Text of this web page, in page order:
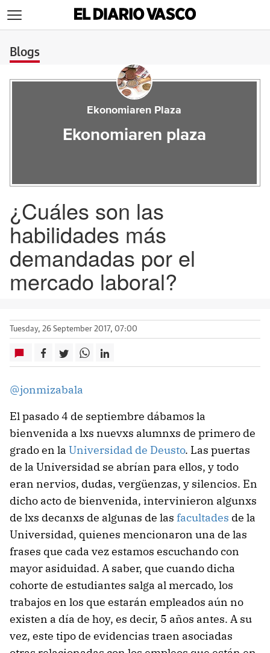
Blogs
Ekonomiaren Plaza
Ekonomiaren plaza
¿Cuáles son las
habilidades más
demandadas por el
mercado laboral?
Tuesday, 26 September 2017, 07:00
@jonmizabala
El pasado 4 de septiembre dábamos la
bienvenida a lxs nuevxs alumnxs de primero de
grado en la Universidad de Deusto. Las puertas
de la Universidad se abrían para ellos, y todo
eran nervios, dudas, vergüenzas, y silencios. En
dicho acto de bienvenida, intervinieron algunxs
de lxs decanxs de algunas de las facultades de la
Universidad, quienes mencionaron una de las
frases que cada vez estamos escuchando con
mayor asiduidad. A saber, que cuando dicha
cohorte de estudiantes salga al mercado, los
trabajos en los que estarán empleados aún no
existen a día de hoy, es decir, 5 años antes. A su
vez, este tipo de evidencias traen asociadas